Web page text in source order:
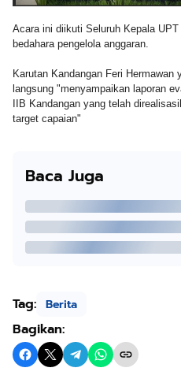
Acara ini diikuti Seluruh Kepala
bedahara pengelola anggaran.
Karutan Kandangan Feri
langsung "menyampaikan laporan
IIB Kandangan yang telah
target capaian"
Baca Juga
Tag: Berita
Bagikan: